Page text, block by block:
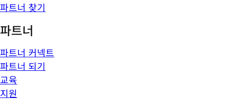
파트너 찾기
파트너
파트너 커넥트
파트너 되기
교육
지원